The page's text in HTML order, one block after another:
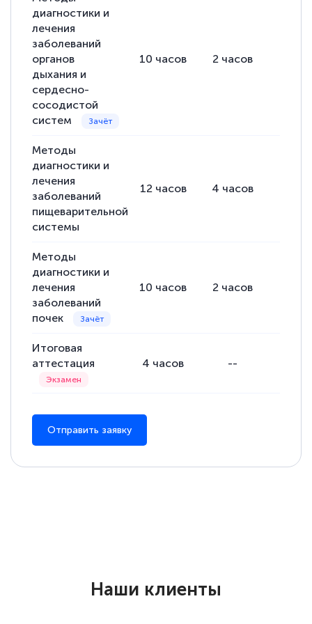
русскому языку и литературе". Много
полезных материалов помогли
подготовиться к тестированию. Это
книги, методические рекомендации,
статьи. Времени на подготовку
достаточно. Курс помогает пройти
Евгения Коротких
Знаток города 2 уровня
Спасибо большое Академии! Грамотное,
вежливое сопровождение! Всё чётко и
понятно! Проходила повышение
11 марта 2026
Всем добрый день! Я прошла курс
специалисты, ответили на все
диагностики и
лечения
заболеваний
органов
дыхания и
сердесно-
сосодистой
систем
10 часов 2 часов
Методы
диагностики и
лечения
заболеваний
пищеварительной
системы
12 часов 4 часов
Методы
диагностики и
лечения
заболеваний
почек
10 часов 2 часов
Итоговая
аттестация
4 часов --
Отправить заявку
Наши клиенты